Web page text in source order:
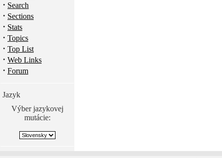
· Search
· Sections
· Stats
· Topics
· Top List
· Web Links
· Forum
Jazyk
Výber jazykovej
mutácie: